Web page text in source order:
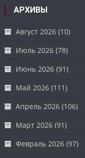
АРХИВЫ
Август 2026 (10)
Июль 2026 (78)
Июнь 2026 (91)
Май 2026 (111)
Апрель 2026 (106)
Март 2026 (91)
Февраль 2026 (97)